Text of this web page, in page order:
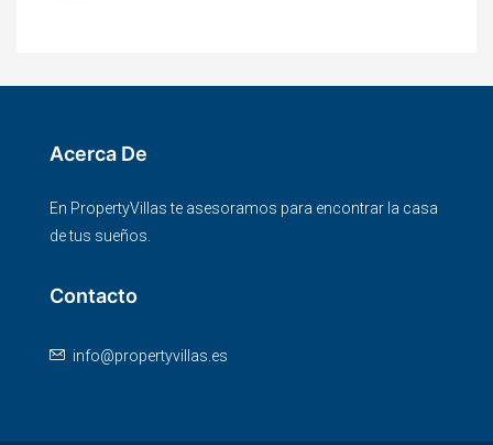
Acerca De
En PropertyVillas te asesoramos para encontrar la casa
de tus sueños.
Contacto
info@propertyvillas.es